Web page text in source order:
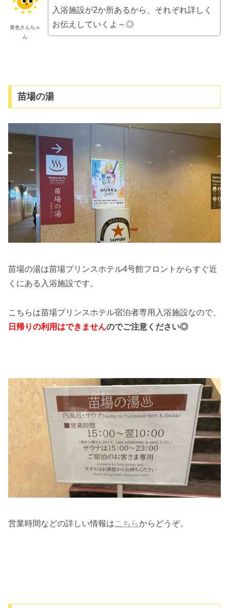
黄色さんちゃ
ん
入浴施設が2か所あるから、それぞれ詳しく
お伝えしていくよ～◎
苗場の湯
苗場の湯は苗場プリンスホテル4号館フロントからすぐ近
くにある入浴施設です。
こちらは苗場プリンスホテル宿泊者専用入浴施設なので、
日帰りの利用はできませんのでご注意ください◎
営業時間などの詳しい情報はこちらからどうぞ。